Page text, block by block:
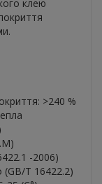
клею
>240 %
-2006)
(GB/T 16422.2)